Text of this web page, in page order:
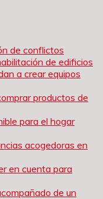
de conflictos
de edificios
a crear equipos
productos de
para el hogar
acogedoras en
en cuenta para
de un